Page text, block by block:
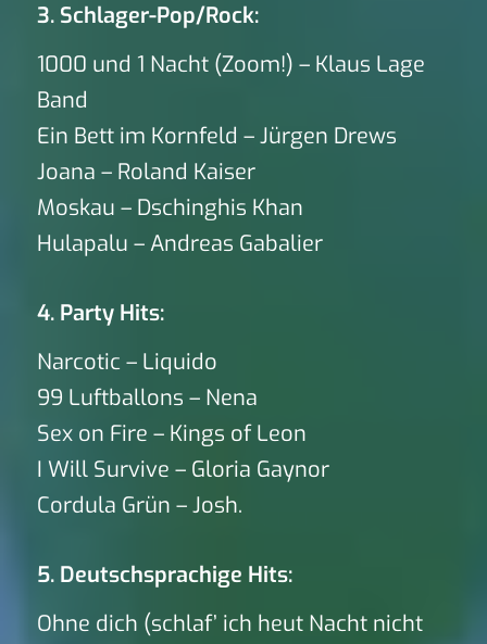
3. Schlager-Pop/Rock:
1000 und 1 Nacht (Zoom!) – Klaus Lage
Band
Ein Bett im Kornfeld – Jürgen Drews
Joana – Roland Kaiser
Moskau – Dschinghis Khan
Hulapalu – Andreas Gabalier
4. Party Hits:
Narcotic – Liquido
99 Luftballons – Nena
Sex on Fire – Kings of Leon
I Will Survive – Gloria Gaynor
Cordula Grün – Josh.
5. Deutschsprachige Hits:
Ohne dich (schlaf’ ich heut Nacht nicht